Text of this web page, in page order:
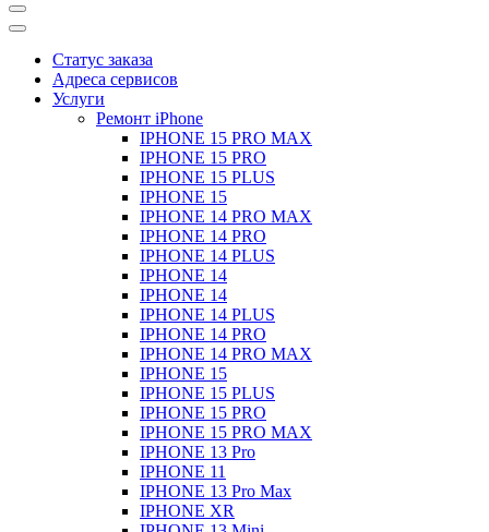
Статус заказа
Адреса сервисов
Услуги
Ремонт iPhone
IPHONE 15 PRO MAX
IPHONE 15 PRO
IPHONE 15 PLUS
IPHONE 15
IPHONE 14 PRO MAX
IPHONE 14 PRO
IPHONE 14 PLUS
IPHONE 14
IPHONE 14
IPHONE 14 PLUS
IPHONE 14 PRO
IPHONE 14 PRO MAX
IPHONE 15
IPHONE 15 PLUS
IPHONE 15 PRO
IPHONE 15 PRO MAX
IPHONE 13 Pro
IPHONE 11
IPHONE 13 Pro Max
IPHONE XR